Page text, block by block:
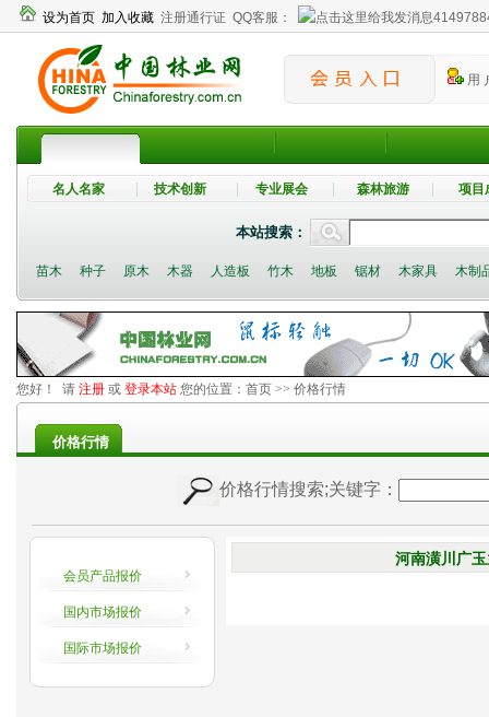
设为首页 加入收藏 注册通行证 QQ客服：
用
名人名家 技术创新 专业展会 森林旅游 项目
本站搜索：
苗木 种子 原木 木器 人造板 竹木 地板 锯材 木家具 木制
您好！ 请 注册 或 登录本站 您的位置： 首页 >> 价格行情
价格行情
价格行情搜索;关键字：
会员产品报价
国内市场报价
国际市场报价
河南潢川广